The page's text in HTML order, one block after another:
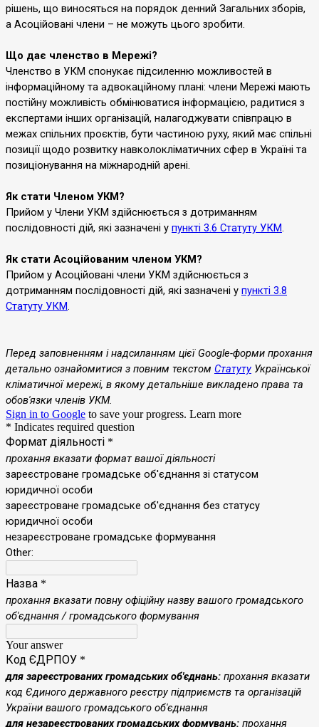
рішень, що виносяться на порядок денний Загальних зборів,
а Асоційовані члени – не можуть цього зробити.
Що дає членство в Мережі?
Членство в УКМ спонукає підсиленню можливостей в
інформаційному та адвокаційному плані: члени Мережі мають
постійну можливість обмінюватися інформацією, радитися з
експертами інших організацій, налагоджувати співпрацю в
межах спільних проєктів, бути частиною руху, який має спільні
позиції щодо розвитку навколокліматичних сфер в Україні та
позиціонування на міжнародній арені.
Як стати Членом УКМ?
Прийом у Члени УКМ здійснюється з дотриманням
послідовності дій, які зазначені у пункті 3.6 Статуту УКМ.
Як стати Асоційованим членом УКМ?
Прийом у Асоційовані члени УКМ здійснюється з
дотриманням послідовності дій, які зазначені у пункті 3.8
Статуту УКМ.
Перед заповненням і надсиланням цієї Google-форми прохання
детально ознайомитися з повним текстом Статуту Української
кліматичної мережі, в якому детальніше викладено права та
обов'язки членів УКМ.
Sign in to Google to save your progress. Learn more
* Indicates required question
Формат діяльності *
прохання вказати формат вашої діяльності
зареєстроване громадське об'єднання зі статусом
юридичної особи
зареєстроване громадське об'єднання без статусу
юридичної особи
незареєстроване громадське формування
Other:
Назва *
прохання вказати повну офіційну назву вашого громадського
об'єднання / громадського формування
Your answer
Код ЄДРПОУ *
для зареєстрованих громадських об'єднань: прохання вказати
код Єдиного державного реєстру підприємств та організацій
України вашого громадського об'єднання
для незареєстрованих громадських формувань: прохання